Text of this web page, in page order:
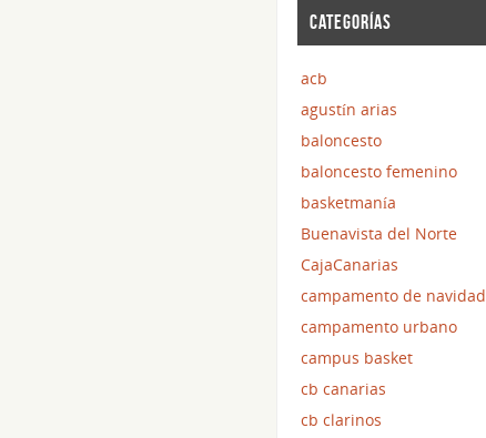
CATEGORÍAS
acb
agustín arias
baloncesto
baloncesto femenino
basketmanía
Buenavista del Norte
CajaCanarias
campamento de navidad
campamento urbano
campus basket
cb canarias
cb clarinos